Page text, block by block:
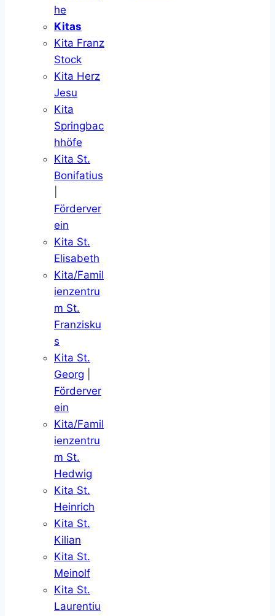
he
Kitas
Kita Franz
Stock
Kita Herz
Jesu
Kita
Springbac
hhöfe
Kita St.
Bonifatius
Förderver
ein
Kita St.
Elisabeth
Kita/Famil
ienzentru
m St.
Franzisku
s
Kita St.
Georg
Förderver
ein
Kita/Famil
ienzentru
m St.
Hedwig
Kita St.
Heinrich
Kita St.
Kilian
Kita St.
Meinolf
Kita St.
Laurentiu